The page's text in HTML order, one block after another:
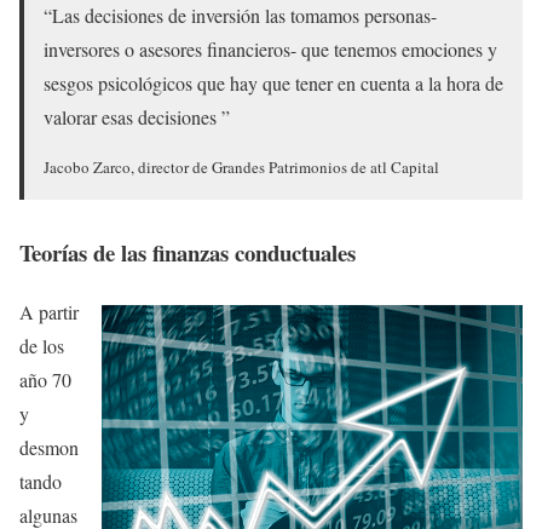
“Las decisiones de inversión las tomamos personas-
inversores o asesores financieros- que tenemos emociones y
sesgos psicológicos que hay que tener en cuenta a la hora de
valorar esas decisiones ”
Jacobo Zarco, director de Grandes Patrimonios de atl Capital
Teorías de las finanzas conductuales
A partir
de los
año 70
y
desmon
tando
algunas